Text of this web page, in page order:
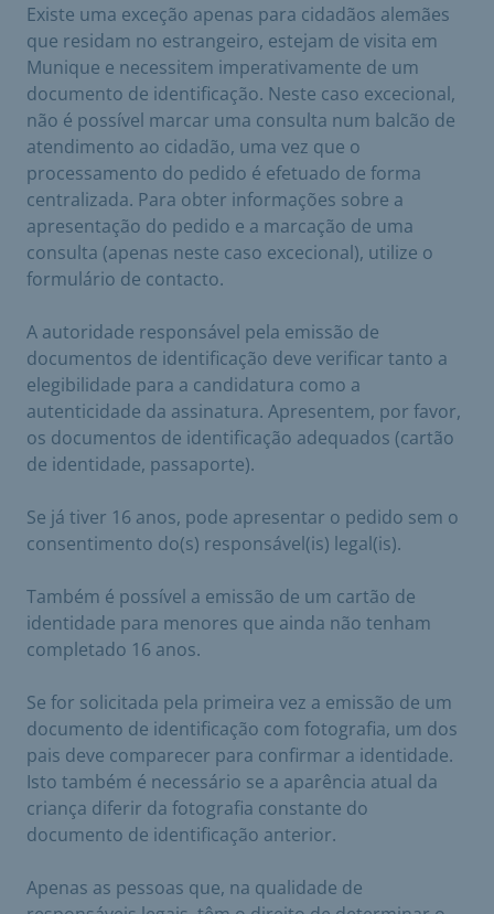
Existe uma exceção apenas para cidadãos alemães
que residam no estrangeiro, estejam de visita em
Munique e necessitem imperativamente de um
documento de identificação. Neste caso excecional,
não é possível marcar uma consulta num balcão de
atendimento ao cidadão, uma vez que o
processamento do pedido é efetuado de forma
centralizada. Para obter informações sobre a
apresentação do pedido e a marcação de uma
consulta (apenas neste caso excecional), utilize o
formulário de contacto.
A autoridade responsável pela emissão de
documentos de identificação deve verificar tanto a
elegibilidade para a candidatura como a
autenticidade da assinatura. Apresentem, por favor,
os documentos de identificação adequados (cartão
de identidade, passaporte).
Se já tiver 16 anos, pode apresentar o pedido sem o
consentimento do(s) responsável(is) legal(is).
Também é possível a emissão de um cartão de
identidade para menores que ainda não tenham
completado 16 anos.
Se for solicitada pela primeira vez a emissão de um
documento de identificação com fotografia, um dos
pais deve comparecer para confirmar a identidade.
Isto também é necessário se a aparência atual da
criança diferir da fotografia constante do
documento de identificação anterior.
Apenas as pessoas que, na qualidade de